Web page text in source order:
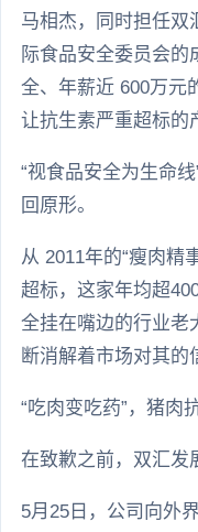
马相杰，同时担任双
际食品安全委员会
全、年薪近 600万元
让抗生素严重超标的
“视食品安全为生命
回原形。
从 2011年的“瘦肉精
超标，这家年均超
全挂在嘴边的行业老
断消解着市场对其的
“吃肉变吃药”，猪肉
在致歉之前，双汇发
5月25日，公司向外